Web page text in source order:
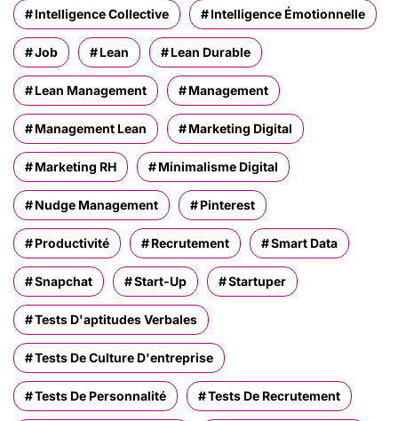
Intelligence Collective Intelligence Émotionnelle
Job Lean Lean Durable
Lean Management Management
Management Lean Marketing Digital
Marketing RH Minimalisme Digital
Nudge Management Pinterest
Productivité Recrutement Smart Data
Snapchat Start-Up Startuper
Tests D'aptitudes Verbales
Tests De Culture D'entreprise
Tests De Personnalité Tests De Recrutement